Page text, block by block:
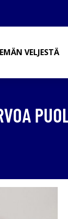
VELJESTÄ